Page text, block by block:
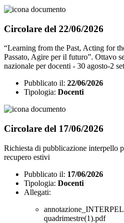
Circolare del 22/06/2026
“Learning from the Past, Acting for
Passato, Agire per il futuro”. Ottavo
nazionale per docenti - 30 agosto-2
Pubblicato il: 22/06/2026
Tipologia: Docenti
Circolare del 17/06/2026
Richiesta di pubblicazione interpello
recupero estivi
Pubblicato il: 17/06/2026
Tipologia: Docenti
Allegati:
quadrimestre(1).pdf